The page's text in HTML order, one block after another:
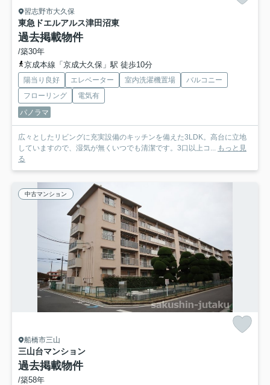
習志野市大久保
東急ドエルアルス津田沼東
過去掲載物件
/築30年
京成本線「京成大久保」駅 徒歩10分
陽当り良好 エレベーター 室内洗濯機置場
バルコニー
フローリング
電気有
パノラマ
広々としたリビングに充実設備のキッチンを備えた3LDK。高台に立地
していますので、湿気が無くいつでも清潔です。3口以上コ... もっと見
る
中古マンション
船橋市三山
三山台マンション
過去掲載物件
/築58年